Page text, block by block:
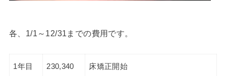
各、1/1～12/31までの費用です。
1年目 230,340 床矯正開始